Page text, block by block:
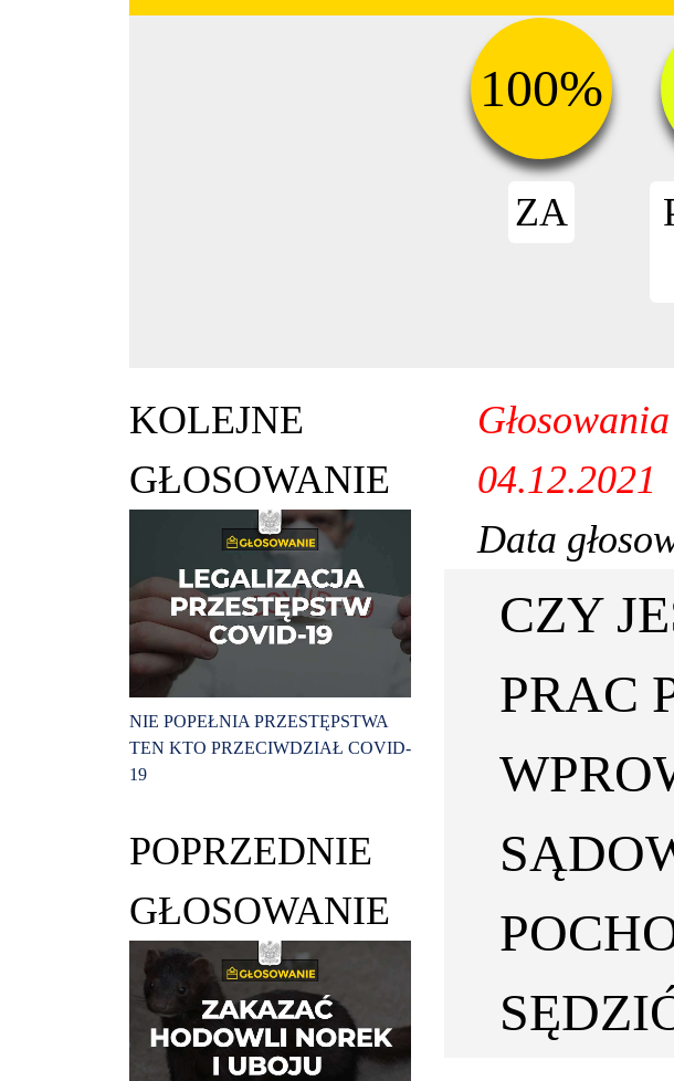
100%
ZA
KOLEJNE
GŁOSOWANIE
NIE POPEŁNIA PRZESTĘPSTWA
TEN KTO PRZECIWDZIAŁ COVID-
19
POPRZEDNIE
GŁOSOWANIE
04.12.2021
Data
CZY
PRAC